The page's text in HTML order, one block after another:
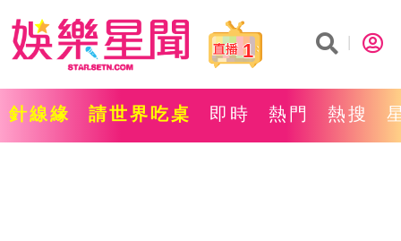
1
針線緣 請世界吃桌 即時 熱門 熱搜